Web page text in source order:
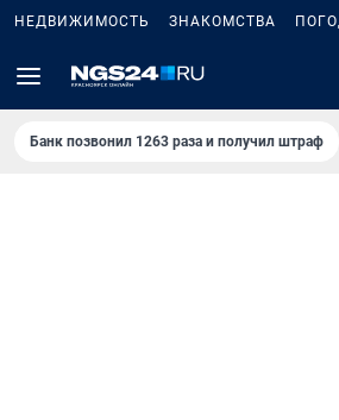
НЕДВИЖИМОСТЬ ЗНАКОМСТВА
Банк позвонил 1263 раза и получил штраф